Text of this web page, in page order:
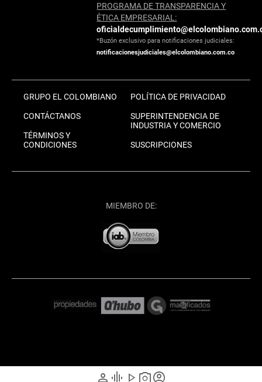
person graphic_eq play_arrow photo_cameraaccount_circle
PROGRAMA DE TRANSPARENCIA Y
ÉTICA EMPRESARIAL:
*Buzón exclusivo para notificaciones judiciales:
notificacionesjudiciales@elcolombiano.com.co
GRUPO EL COLOMBIANO
CONTÁCTANOS
TÉRMINOS Y
CONDICIONES
POLÍTICA DE PRIVACIDAD
SUPERINTENDENCIA DE
INDUSTRIA Y COMERCIO
SUSCRIPCIONES
MIEMBRO DE: